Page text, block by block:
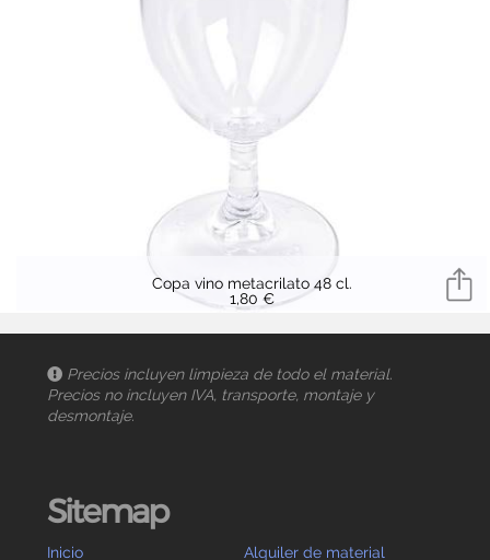
Copa vino metacrilato 48 cl.
1,80 €
Precios incluyen limpieza de todo el material.
Precios no incluyen IVA, transporte, montaje y
desmontaje.
Sitemap
Inicio Alquiler de material